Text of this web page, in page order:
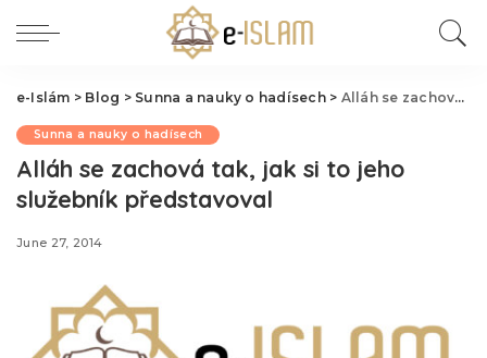
e-Islám > Blog > Sunna a nauky o hadísech> Alláh se zachová tak, jak si to jeho služebník představoval
Sunna a nauky o hadísech
Alláh se zachová tak, jak si to jeho
služebník představoval
June 27, 2014